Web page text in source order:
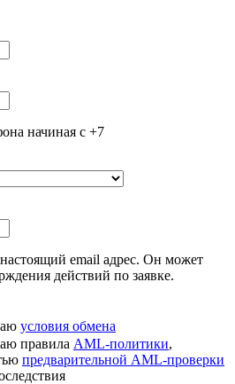
начиная с +7
email адрес. Он может
действий по заявке.
условия обмена
правила AML-политики,
предварительной AML-проверки